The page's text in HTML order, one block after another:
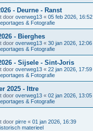
- Deurne - Ranst
door overweg13 « 05 feb 2026, 16:52
& Fotografie
- Bierghes
door overweg13 « 30 jan 2026, 12:06
& Fotografie
- Sijsele - Sint-Joris
door overweg13 « 22 jan 2026, 17:59
& Fotografie
2025 - Ittre
door overweg13 « 02 jan 2026, 13:05
& Fotografie
door pirre « 01 jan 2026, 16:39
materieel